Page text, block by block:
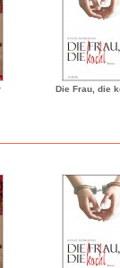
Die Frau, die